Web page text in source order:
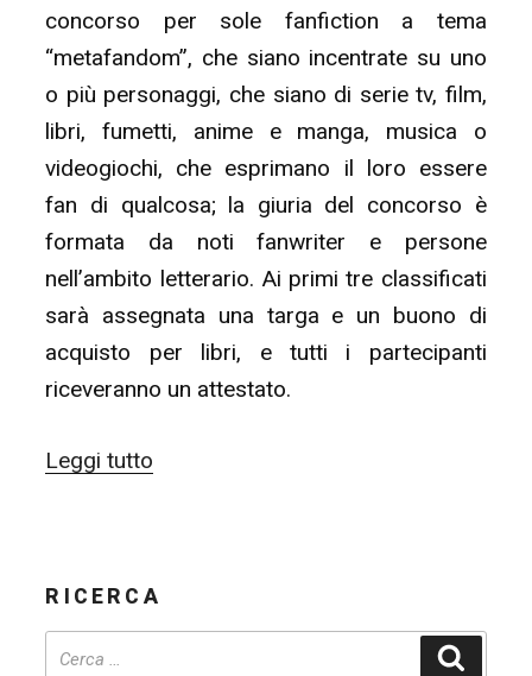
concorso per sole fanfiction a tema
“metafandom”, che siano incentrate su uno
o più personaggi, che siano di serie tv, film,
libri, fumetti, anime e manga, musica o
videogiochi, che esprimano il loro essere
fan di qualcosa; la giuria del concorso è
formata da noti fanwriter e persone
nell’ambito letterario. Ai primi tre classificati
sarà assegnata una targa e un buono di
acquisto per libri, e tutti i partecipanti
riceveranno un attestato.
Leggi tutto
proroghe
RICERCA